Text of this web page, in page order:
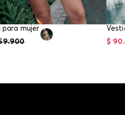
para mujer
.900 $ 90.